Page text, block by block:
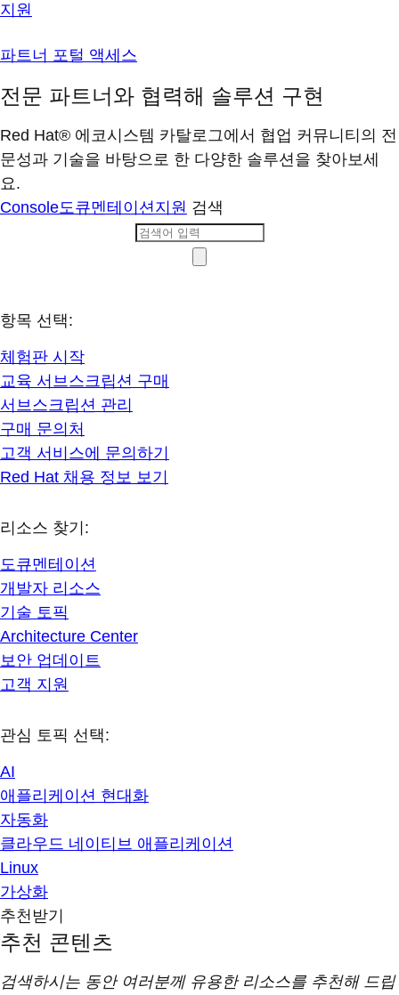
지원
파트너 포털 액세스
전문 파트너와 협력해 솔루션 구현
Red Hat® 에코시스템 카탈로그에서 협업 커뮤니티의 전
문성과 기술을 바탕으로 한 다양한 솔루션을 찾아보세
요.
Console도큐멘테이션지원 검색
항목 선택:
체험판 시작
교육 서브스크립션 구매
서브스크립션 관리
구매 문의처
고객 서비스에 문의하기
Red Hat 채용 정보 보기
리소스 찾기:
도큐멘테이션
개발자 리소스
기술 토픽
Architecture Center
보안 업데이트
고객 지원
관심 토픽 선택:
AI
애플리케이션 현대화
자동화
클라우드 네이티브 애플리케이션
Linux
가상화
추천받기
추천 콘텐츠
검색하시는 동안 여러분께 유용한 리소스를 추천해 드립